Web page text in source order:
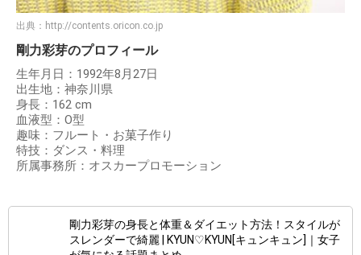
出典： http://contents.oricon.co.jp
剛力彩芽のプロフィール
生年月日：1992年8月27日
出生地：神奈川県
身長：162 cm
血液型：O型
趣味：フルート・お菓子作り
特技：ダンス・料理
所属事務所：オスカープロモーション
剛力彩芽の身長と体重＆ダイエット方法！スタイルが
スレンダーで綺麗 | KYUN♡KYUN[キュンキュン]｜女子